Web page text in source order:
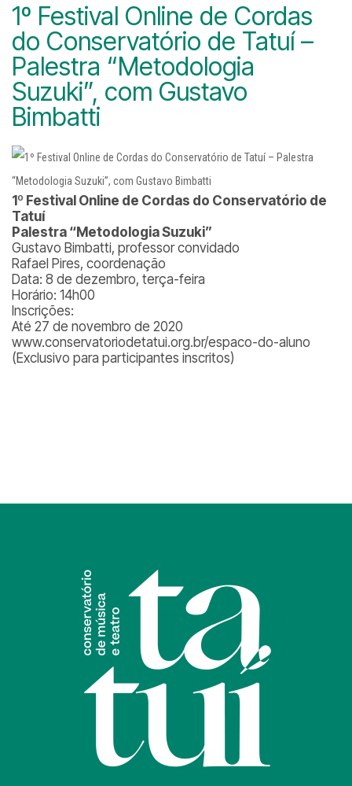
1º Festival Online de Cordas
do Conservatório de Tatuí –
Palestra “Metodologia
Suzuki”, com Gustavo
Bimbatti
1º Festival Online de Cordas do Conservatório de
Tatuí
Palestra “Metodologia Suzuki”
Gustavo Bimbatti, professor convidado
Rafael Pires, coordenação
Data: 8 de dezembro, terça-feira
Horário: 14h00
Inscrições:
Até 27 de novembro de 2020
www.conservatoriodetatui.org.br/espaco-do-aluno
(Exclusivo para participantes inscritos)